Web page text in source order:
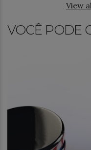
View
VOCÊ PODE